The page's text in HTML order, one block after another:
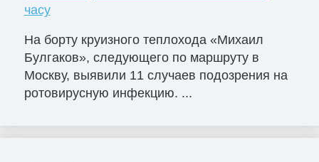
часу
На борту круизного теплохода «Михаил
Булгаков», следующего по маршруту в
Москву, выявили 11 случаев подозрения на
ротовирусную инфекцию. ...